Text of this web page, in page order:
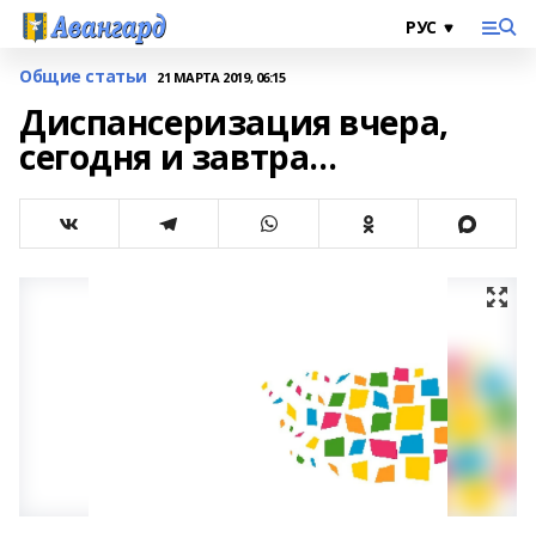
Общие статьи 21 МАРТА 2019, 06:15
Диспансеризация вчера,
сегодня и завтра…